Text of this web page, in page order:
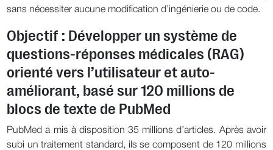
sans nécessiter aucune modification d’ingénierie ou de code.
Objectif : Développer un système de
questions-réponses médicales (RAG)
orienté vers l’utilisateur et auto-
améliorant, basé sur 120 millions de
blocs de texte de PubMed
PubMed a mis à disposition 35 millions d’articles. Après avoir
subi un traitement standard, ils se composent de 120 millions